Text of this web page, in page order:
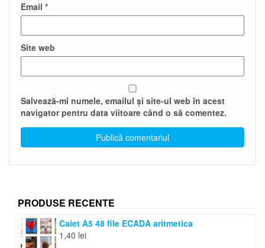
Email *
Site web
Salvează-mi numele, emailul și site-ul web în acest
navigator pentru data viitoare când o să comentez.
PRODUSE RECENTE
Caiet A5 48 file ECADA aritmetica
1,40 lei